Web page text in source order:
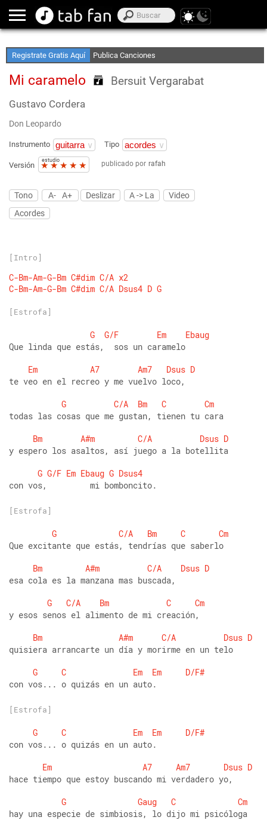
Registrate Gratis Aquí Publica Canciones
Mi caramelo Bersuit Vergarabat
Gustavo Cordera
Don Leopardo
Instrumento Tipo
Versión
estudio
★ ★ ★ ★ ★ publicado por rafah
Tono A- A+ Deslizar A -> La
Video
Acordes
[Intro]
C-Bm-Am-G-Bm C#dim C/A x2
C-Bm-Am-G-Bm C#dim C/A Dsus4 D G
[Estrofa]
G G/F Em
Ebaug
Que linda que estás,  sos un caramelo
Em
A7 Am7 Dsus D
te veo en el recreo y me vuelvo loco,
G
C/A Bm C
Cm
todas las cosas que me gustan, tienen tu cara
Bm
A#m C/A Dsus D
y espero los asaltos, así juego a la botellita
G G/F Em Ebaug G Dsus4
con vos,         mi bomboncito.
[Estrofa]
G C/A Bm C
Cm
Que excitante que estás, tendrías que saberlo
Bm
A#m C/A Dsus D
esa cola es la manzana mas buscada,
G
C/A Bm C
Cm
y esos senos el alimento de mi creación,
Bm
A#m C/A Dsus D
quisiera arrancarte un día y morirme en un telo
G
C Em Em
D/F#
con vos... o quizás en un auto.
[Estrofa]
G C Em Em
D/F#
con vos... o quizás en un auto.
Em
A7 Am7 Dsus D
hace tiempo que estoy buscando mi verdadero yo,
G
Gaug C
Cm
hay una especie de simbiosis, lo dijo mi psicóloga